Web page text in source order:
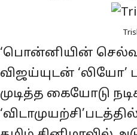
‘பொன்னியின்
விஜய்யுடன் ‘லியோ’
முடித்த கையோடு